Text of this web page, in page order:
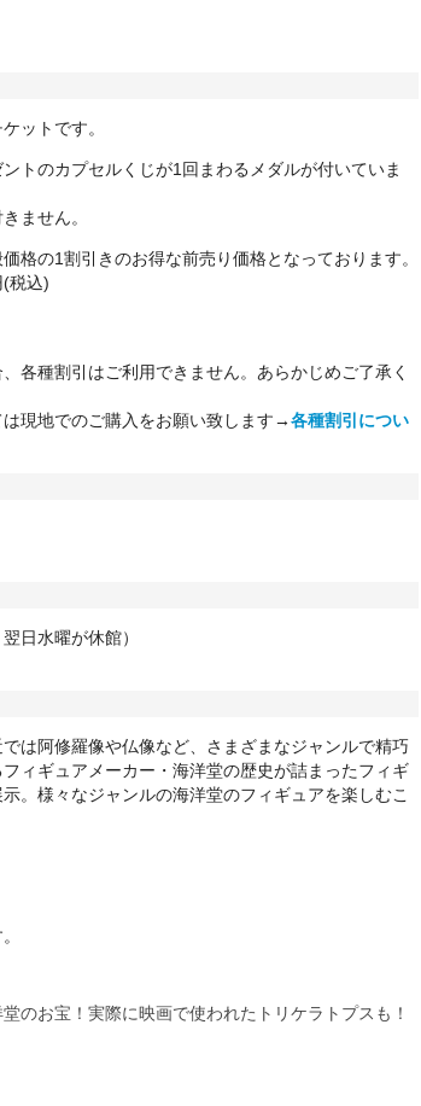
ットです。
トのカプセルくじが1回まわるメダルが付いていま
ません。
格の1割引きのお得な前売り価格となっております。
税込)
各種割引はご利用できません。 あらかじめご了承く
現地でのご購入をお願い致します→各種割引につい
日水曜が休館）
は阿修羅像や仏像など、さまざまなジャンルで精巧
ィギュアメーカー・海洋堂の歴史が詰まったフィギ
。 様々なジャンルの海洋堂のフィギュアを楽しむこ
のお宝！実際に映画で使われたトリケラトプスも！